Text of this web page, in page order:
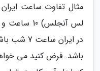
مثال تفاوت ساعت
باشد. فرض کنید می